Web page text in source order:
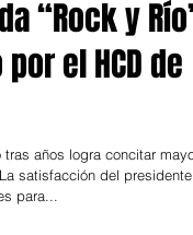
“Rock y Río”
el HCD de